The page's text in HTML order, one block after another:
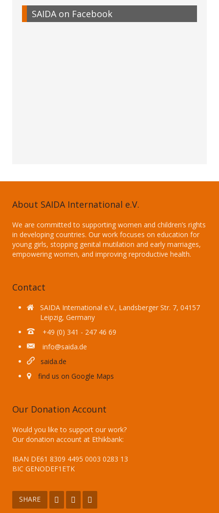
SAIDA on Facebook
About SAIDA International e.V.
We are committed to supporting women and children’s rights
in developing countries. Our work focuses on education for
young girls, stopping genital mutilation and early marriages,
empowering women, and improving reproductive health.
Contact
SAIDA International e.V., Landsberger Str. 7, 04157
Leipzig, Germany
+49 (0) 341 - 247 46 69
info@saida.de
saida.de
find us on Google Maps
Our Donation Account
Would you like to support our work?
Our donation account at Ethikbank:
IBAN DE61 8309 4495 0003 0283 13
BIC GENODEF1ETK
SHARE